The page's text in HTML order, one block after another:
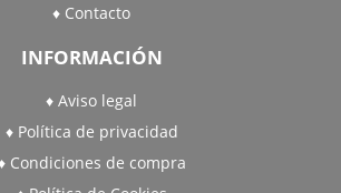
Contacto
INFORMACIÓN
Aviso legal
Política de privacidad
Condiciones de compra